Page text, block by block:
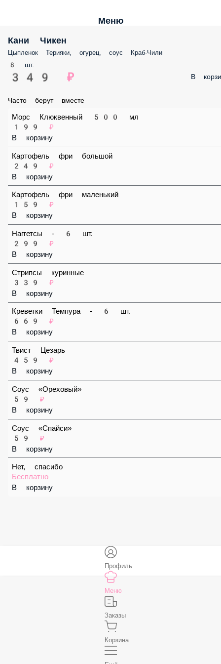
Меню
Кани Чикен
Цыпленок Терияки, огурец, соус Краб-Чили
8 шт.
349 ₽ В
Часто берут вместе
Морс Клюквенный 500 мл
199 ₽
В корзину
Картофель фри большой
249 ₽
В корзину
Картофель фри маленький
В корзину
Наггетсы - 6 шт.
299 ₽
В корзину
Стрипсы куринные
339 ₽
В корзину
Креветки Темпура - 6 шт.
669 ₽
В корзину
Твист Цезарь
459 ₽
В корзину
Соус «Ореховый»
59 ₽
В корзину
Соус «Спайси»
Профиль
Меню